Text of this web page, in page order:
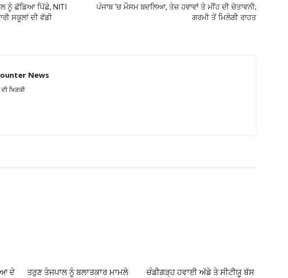
ਨੂੰ ਛੱਡਿਆ ਪਿੱਛੇ, NITI
ਸਕੂਲਾਂ ਦੀ ਵੱਡੀ
ਪੰਜਾਬ ‘ਚ ਮੌਸਮ ਬਦਲਿਆ, ਤੇਜ਼ ਹਵਾਵਾਂ ਤੇ ਮੀਂਹ ਦੀ ਚੇਤਾਵਨੀ;
ਗਰਮੀ ਤੋਂ ਮਿਲੇਗੀ ਰਾਹਤ
News
ਦੀ ਖਿੜਕੀ
ਦੇ
ਤਰੁਣ ਤੇਜਪਾਲ ਨੂੰ ਬਲਾਤਕਾਰ ਮਾਮਲੇ
ਚੰਡੀਗੜ੍ਹ ਹਵਾਈ ਅੱਡੇ ਤੇ ਸੀਟੀਯੂ ਬੱਸ